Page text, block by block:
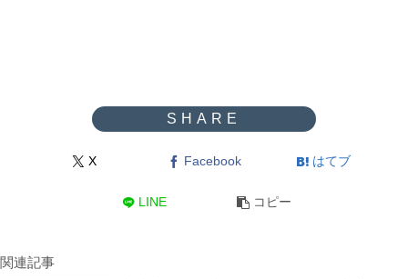
X Facebook はてブ
LINE コピー
関連記事